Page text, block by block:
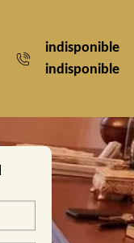
indisponible
indisponible